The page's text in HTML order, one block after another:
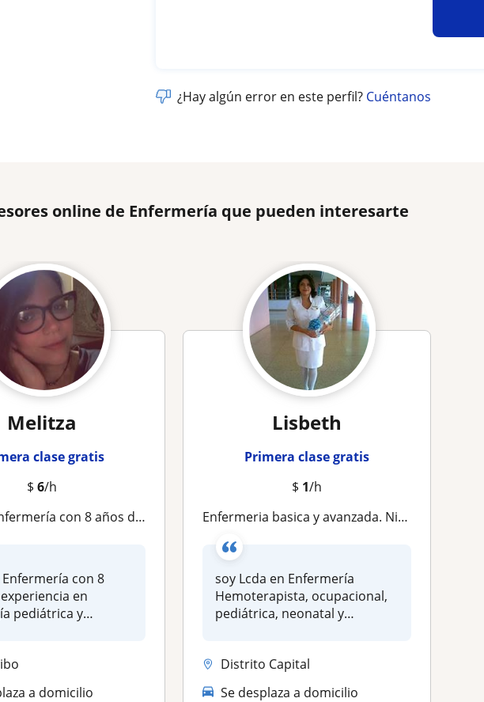
¿Hay algún error en este perfil? Cuéntanos
online de Enfermería que pueden interesarte
Melitza
clase gratis
$ 6/h
de experiencia en Oncología pediátrica y preparación de quimioterapia
Enfermería con 8
en
pediátrica y
a domicilio
Lisbeth
Primera clase gratis
$ 1/h
Enfermeria basica y avanzada. Niños, adolescentes y adultos
soy Lcda en Enfermería
Hemoterapista, ocupacional,
pediátrica, neonatal y
Distrito Capital
Se desplaza a domicilio